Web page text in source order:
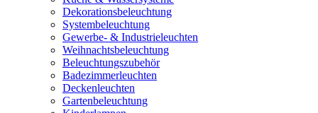
Dekorationsbeleuchtung
Systembeleuchtung
Gewerbe- & Industrieleuchten
Weihnachtsbeleuchtung
Beleuchtungszubehör
Badezimmerleuchten
Deckenleuchten
Gartenbeleuchtung